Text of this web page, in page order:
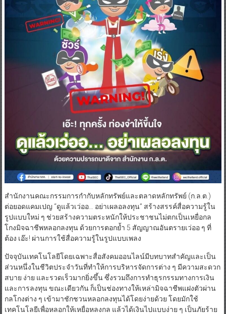
สำนักงานคณะกรรมการกำกับหลักทรัพย์และตลาดหลักทรัพย์ (ก.ล.ต.)
ต่อยอดแคมเปญ “ดูแล้วเว่ออ… อย่าเผลอลงทุน” สร้างสรรค์สื่อความรู้ใน
รูปแบบใหม่ ๆ ช่วยสร้างความตระหนักให้ประชาชนไม่ตกเป็นเหยื่อกล
โกงมิจฉาชีพหลอกลงทุน ด้วยการตอกย้ำ 5 สัญญาณอันตรายเว่ออ ๆ ที่
ต้อง เอ๊ะ! ผ่านการใช้สื่อความรู้ในรูปแบบเพลง
ปัจจุบันเทคโนโลยีโดยเฉพาะสื่อสังคมออนไลน์มีบทบาทสำคัญและเป็น
ส่วนหนึ่งในชีวิตประจำวันที่ทำให้การบริหารจัดการต่าง ๆ มีความสะดวก
สบาย ง่าย และรวดเร็วมากยิ่งขึ้น ซึ่งรวมถึงการทำธุรกรรมทางการเงิน
และการลงทุน ขณะเดียวกัน ก็เป็นช่องทางให้เหล่ามิจฉาชีพแฝงตัวผ่าน
กลโกงต่าง ๆ เข้ามาชักชวนหลอกลงทุนได้โดยง่ายด้วย โดยมักใช้
เทคโนโลยีเพื่อหลอกให้เหยื่อหลงกล แล้วได้เงินไปแบบง่าย ๆ เป็นภัยร้าย